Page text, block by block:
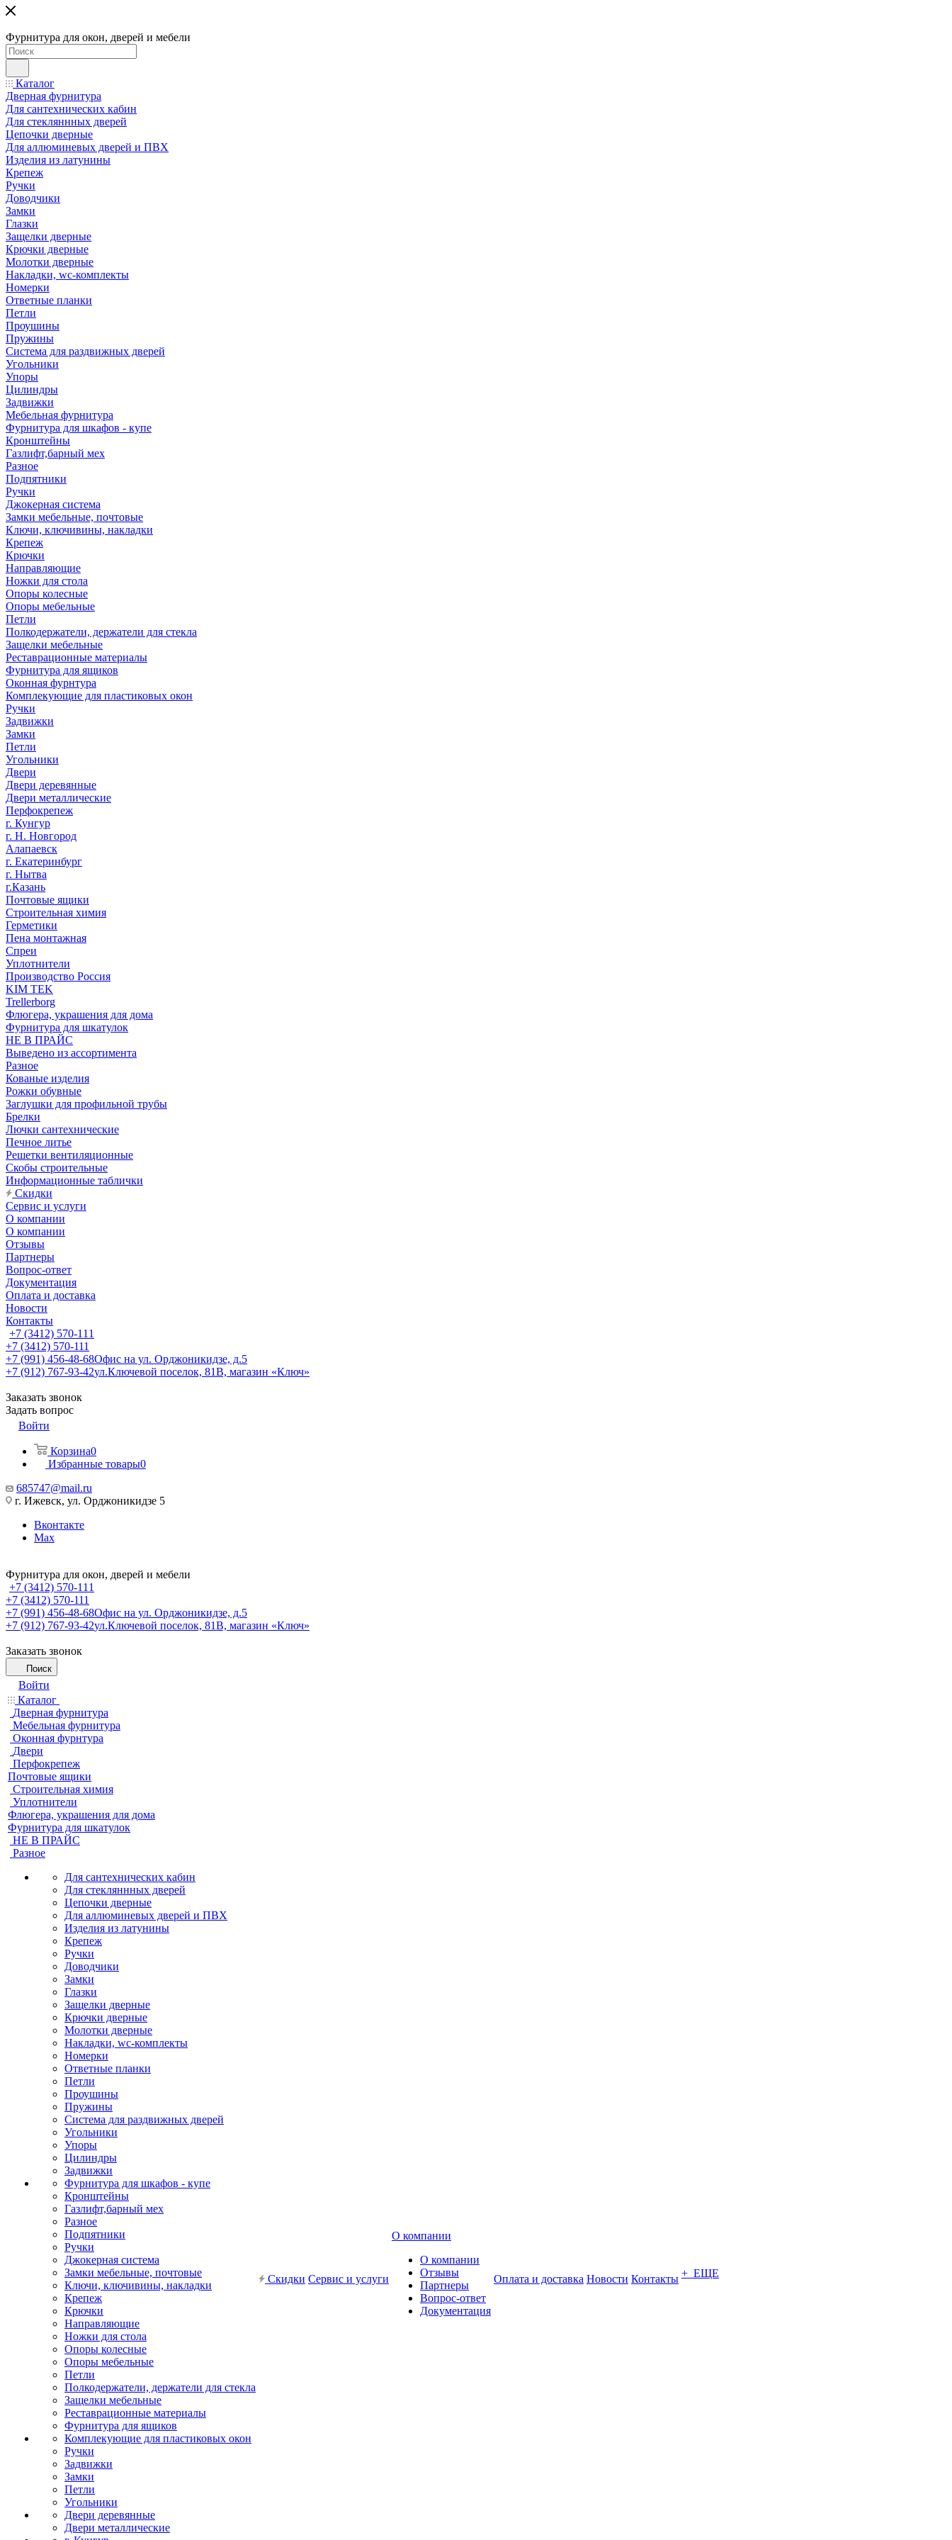
Фурнитура для окон, дверей и мебели
Каталог
Дверная фурнитура
Для сантехнических кабин
Для стекляннных дверей
Цепочки дверные
Для аллюминевых дверей и ПВХ
Изделия из латунины
Крепеж
Ручки
Доводчики
Замки
Глазки
Защелки дверные
Крючки дверные
Молотки дверные
Накладки, wc-комплекты
Номерки
Ответные планки
Петли
Проушины
Пружины
Система для раздвижных дверей
Угольники
Упоры
Цилиндры
Задвижки
Мебельная фурнитура
Фурнитура для шкафов - купе
Кронштейны
Газлифт,барный мех
Разное
Подпятники
Ручки
Джокерная система
Замки мебельные, почтовые
Ключи, ключивины, накладки
Крепеж
Крючки
Направляющие
Ножки для стола
Опоры колесные
Опоры мебельные
Петли
Полкодержатели, держатели для стекла
Защелки мебельные
Реставрационные материалы
Фурнитура для ящиков
Оконная фурнтура
Комплекующие для пластиковых окон
Ручки
Задвижки
Замки
Петли
Угольники
Двери
Двери деревянные
Двери металлические
Перфокрепеж
г. Кунгур
г. Н. Новгород
Алапаевск
г. Екатеринбург
г. Нытва
г.Казань
Почтовые ящики
Строительная химия
Герметики
Пена монтажная
Спреи
Уплотнители
Производство Россия
KIM TEK
Trellerborg
Флюгера, украшения для дома
Фурнитура для шкатулок
НЕ В ПРАЙС
Выведено из ассортимента
Разное
Кованые изделия
Рожки обувные
Заглушки для профильной трубы
Брелки
Лючки сантехнические
Печное литье
Решетки вентиляционные
Скобы строительные
Информационные таблички
Скидки
Сервис и услуги
О компании
О компании
Отзывы
Партнеры
Вопрос-ответ
Документация
Оплата и доставка
Новости
Контакты
+7 (3412) 570-111
+7 (3412) 570-111
+7 (991) 456-48-68Офис на ул. Орджоникидзе, д.5
+7 (912) 767-93-42ул.Ключевой поселок, 81В, магазин «Ключ»
Заказать звонок
Задать вопрос
Войти
Корзина0
Избранные товары0
685747@mail.ru
г. Ижевск, ул. Орджоникидзе 5
Вконтакте
Max
Фурнитура для окон, дверей и мебели
+7 (3412) 570-111
+7 (3412) 570-111
+7 (991) 456-48-68Офис на ул. Орджоникидзе, д.5
+7 (912) 767-93-42ул.Ключевой поселок, 81В, магазин «Ключ»
Заказать звонок
Поиск
Войти
Каталог
Дверная фурнитура
Мебельная фурнитура
Оконная фурнтура
Двери
Перфокрепеж
Почтовые ящики
Строительная химия
Уплотнители
Флюгера, украшения для дома
Фурнитура для шкатулок
НЕ В ПРАЙС
Разное
Для сантехнических кабин
Для стекляннных дверей
Цепочки дверные
Для аллюминевых дверей и ПВХ
Изделия из латунины
Крепеж
Ручки
Доводчики
Замки
Глазки
Защелки дверные
Крючки дверные
Молотки дверные
Накладки, wc-комплекты
Номерки
Ответные планки
Петли
Проушины
Пружины
Система для раздвижных дверей
Угольники
Упоры
Цилиндры
Задвижки
Фурнитура для шкафов - купе
Кронштейны
Газлифт,барный мех
Разное
Подпятники
Ручки
Джокерная система
Замки мебельные, почтовые
Ключи, ключивины, накладки
Крепеж
Крючки
Направляющие
Ножки для стола
Опоры колесные
Опоры мебельные
Петли
Полкодержатели, держатели для стекла
Защелки мебельные
Реставрационные материалы
Фурнитура для ящиков
Комплекующие для пластиковых окон
Ручки
Задвижки
Замки
Петли
Угольники
Двери деревянные
Двери металлические
Скидки Сервис и услуги
О компании
О компании
Отзывы
Партнеры
Вопрос-ответ
Документация
Оплата и доставка Новости Контакты + ЕЩЕ